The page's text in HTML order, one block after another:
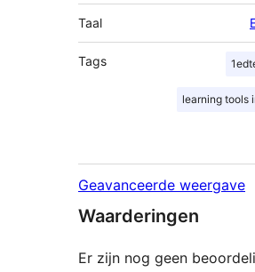
Taal
Tags
Geavanceerde weergave
Waarderingen
Er zijn nog geen